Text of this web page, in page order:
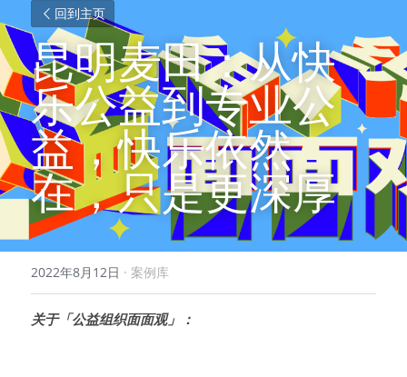
回到主页
昆明麦田：从快
乐公益到专业公
益，快乐依然
在，只是更深厚
2022年8月12日 · 案例库
关于「公益组织面面观」：